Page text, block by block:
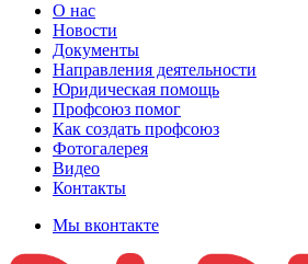
О нас
Новости
Документы
Направления деятельности
Юридическая помощь
Профсоюз помог
Как создать профсоюз
Фотогалерея
Видео
Контакты
Мы вконтакте